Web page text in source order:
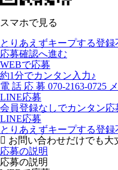
スマホで見る
とりあえずキープする登録
応募確認へ進む
WEBで応募
約1分でカンタン入力♪
電 話 応 募 070-2163-0725
LINE応募
会員登録なしでカンタン応
LINE応募
とりあえずキープする登録
お問い合わせだけでも大
応募の説明
応募の説明